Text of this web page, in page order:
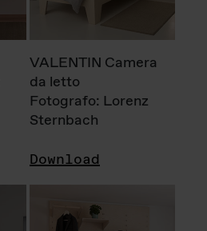
VALENTIN Camera
da letto
Fotografo: Lorenz
Sternbach
Download